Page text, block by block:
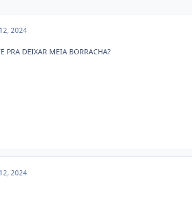
2024
PRA DEIXAR MEIA BORRACHA?
2024